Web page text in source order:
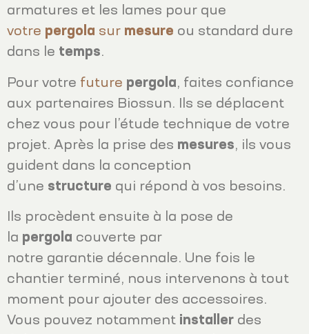
armatures et les lames pour que
votre pergola sur mesure ou standard dure
dans le temps.
Pour votre future pergola, faites confiance
aux partenaires Biossun. Ils se déplacent
chez vous pour l’étude technique de votre
projet. Après la prise des mesures, ils vous
guident dans la conception
d’une structure qui répond à vos besoins.
Ils procèdent ensuite à la pose de
la pergola couverte par
notre garantie décennale. Une fois le
chantier terminé, nous intervenons à tout
moment pour ajouter des accessoires.
Vous pouvez notamment installer des